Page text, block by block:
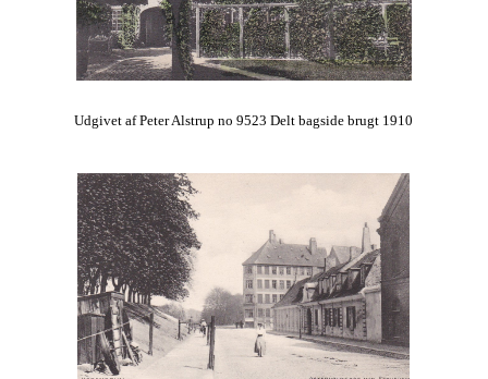
Udgivet af Peter Alstrup no 9523 Delt bagside brugt 1910